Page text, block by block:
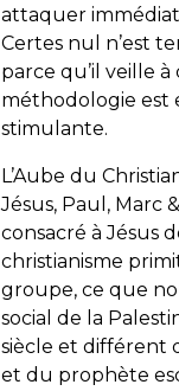
attaquer
Certes nul n’est
parce qu’il veille
méthodologie est
stimulante.
L’Aube du
Jésus, Paul, Marc
consacré à Jésus
christianisme
groupe, ce que
social de la
siècle et différent
et du prophète